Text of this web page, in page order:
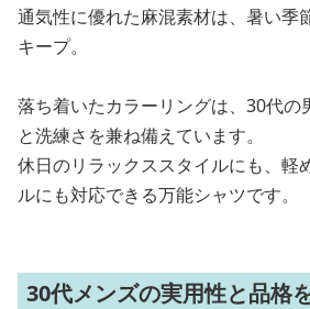
通気性に優れた麻混素材は、暑い季
キープ。
落ち着いたカラーリングは、30代の
と洗練さを兼ね備えています。
休日のリラックススタイルにも、軽
ルにも対応できる万能シャツです。
30代メンズの実用性と品格